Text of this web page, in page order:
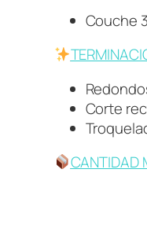
Couche
Corte
CANTIDAD